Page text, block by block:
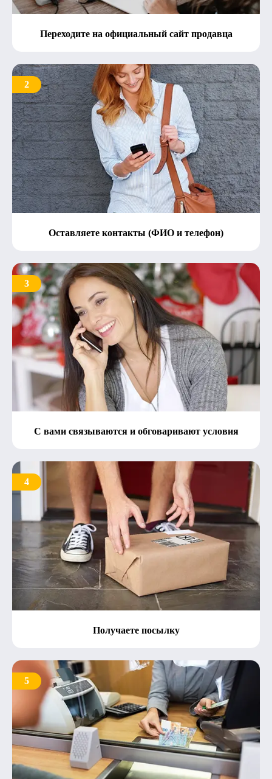
Переходите на официальный сайт продавца
2
Оставляете контакты (ФИО и телефон)
3
С вами связываются и обговаривают условия
4
Получаете посылку
5